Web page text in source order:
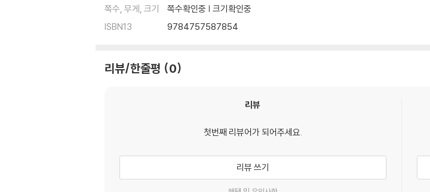
쪽수, 무게, 크기
쪽수확인중 | 크기확인중
ISBN13
9784757587854
리뷰/한줄평 0
리뷰
첫번째 리뷰어가 되어주세요.
리뷰 쓰기